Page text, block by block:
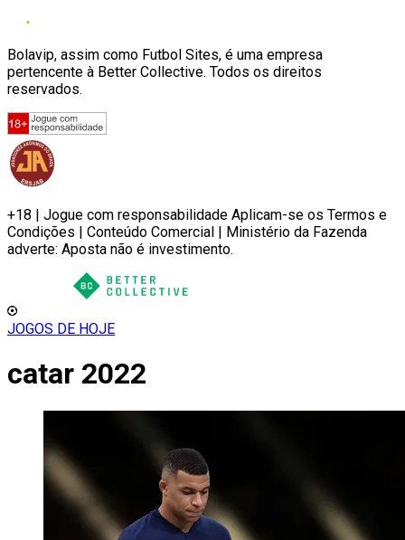
Bolavip, assim como Futbol Sites, é uma empresa
pertencente à Better Collective. Todos os direitos
reservados.
+18 | Jogue com responsabilidade Aplicam-se os Termos e
Condições | Conteúdo Comercial | Ministério da Fazenda
adverte: Aposta não é investimento.
JOGOS DE HOJE
catar 2022